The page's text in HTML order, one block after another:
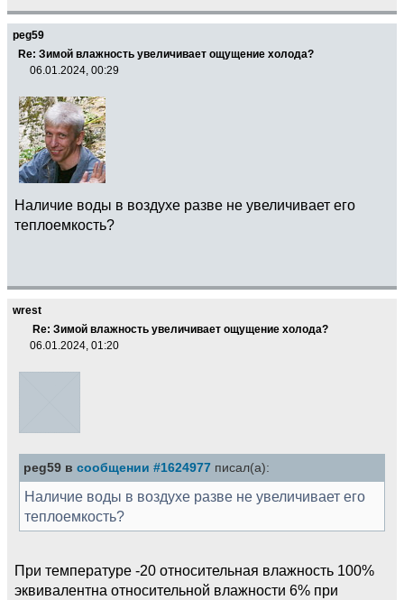
peg59
Re: Зимой влажность увеличивает ощущение холода?
06.01.2024, 00:29
Наличие воды в воздухе разве не увеличивает его
теплоемкость?
wrest
Re: Зимой влажность увеличивает ощущение холода?
06.01.2024, 01:20
peg59 в сообщении #1624977 писал(а):
Наличие воды в воздухе разве не увеличивает его
теплоемкость?
При температуре -20 относительная влажность 100%
эквивалентна относительной влажности 6% при